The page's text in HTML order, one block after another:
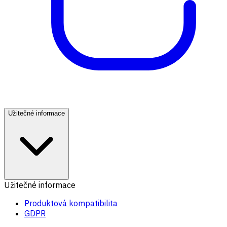
Užitečné informace
Užitečné informace
Produktová kompatibilita
GDPR